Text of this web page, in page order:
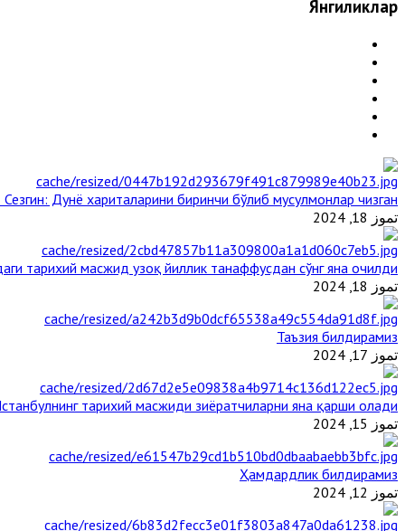
Янгиликлар
Дунё хариталарини биринчи бўлиб мусулмонлар чизган
تموز 18, 2024
тарихий масжид узоқ йиллик танаффусдан сўнг яна очилди
تموز 18, 2024
Таъзия билдирамиз
تموز 17, 2024
тарихий масжиди зиёратчиларни яна қарши олади
تموز 15, 2024
Ҳамдардлик билдирамиз
تموز 12, 2024